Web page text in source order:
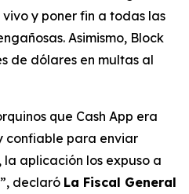
y poner fin a todas las
Asimismo, Block
de dólares en multas al
que Cash App era
confiable para enviar
aplicación los expuso a
declaró La Fiscal General